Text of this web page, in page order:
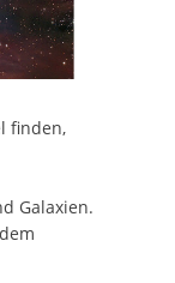
finden,
Galaxien.